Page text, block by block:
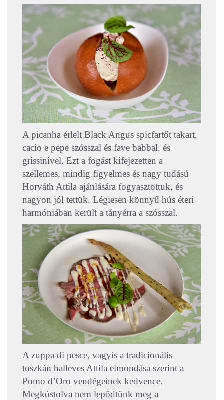
A picanha érlelt Black Angus spicfartőt takart,
cacio e pepe szósszal és fave babbal, és
grissinivel. Ezt a fogást kifejezetten a
szellemes, mindig figyelmes és nagy tudású
Horváth Attila ajánlására fogyasztottuk, és
nagyon jól tettük. Légiesen könnyű hús éteri
harmóniában került a tányérra a szósszal.
A zuppa di pesce, vagyis a tradicionális
toszkán halleves Attila elmondása szerint a
Pomo d’Oro vendégeinek kedvence.
Megkóstolva nem lepődtünk meg a